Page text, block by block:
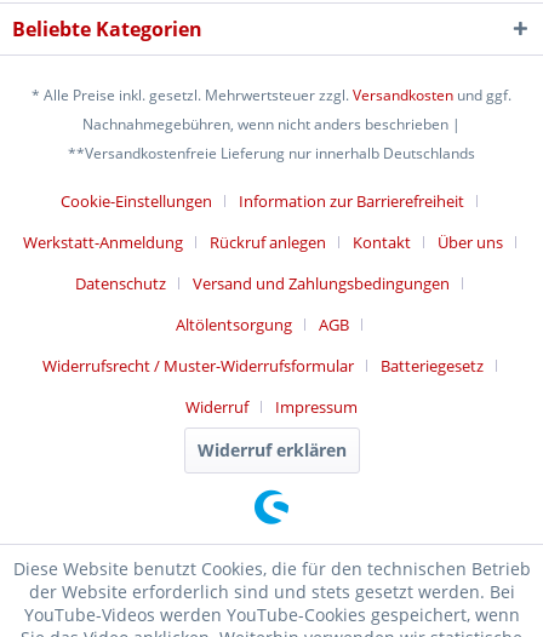
Beliebte Kategorien
* Alle Preise inkl. gesetzl. Mehrwertsteuer zzgl.Versandkosten und ggf.
Nachnahmegebühren, wenn nicht anders beschrieben |
**Versandkostenfreie Lieferung nur innerhalb Deutschlands
Cookie-Einstellungen
Information zur Barrierefreiheit
Werkstatt-Anmeldung
Rückruf anlegen Kontakt
Über uns
Datenschutz
Versand und Zahlungsbedingungen
Altölentsorgung
AGB
Widerrufsrecht / Muster-Widerrufsformular
Batteriegesetz
Widerruf
Impressum
Widerruf erklären
Diese Website benutzt Cookies, die für den technischen Betrieb
der Website erforderlich sind und stets gesetzt werden. Bei
YouTube-Videos werden YouTube-Cookies gespeichert, wenn